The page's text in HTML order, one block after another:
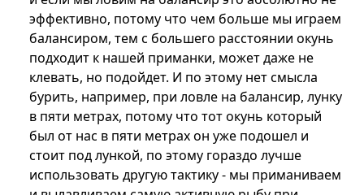
эффективно, потому что чем больше мы играем
балансиром, тем с большего расстоянии окунь
подходит к нашей приманки, может даже не
клевать, но подойдет. И по этому нет смысла
бурить, например, при ловле на балансир, лунку
в пяти метрах, потому что тот окунь который
был от нас в пяти метрах он уже подошел и
стоит под лункой, по этому гораздо лучше
использовать другую тактику - мы приманиваем